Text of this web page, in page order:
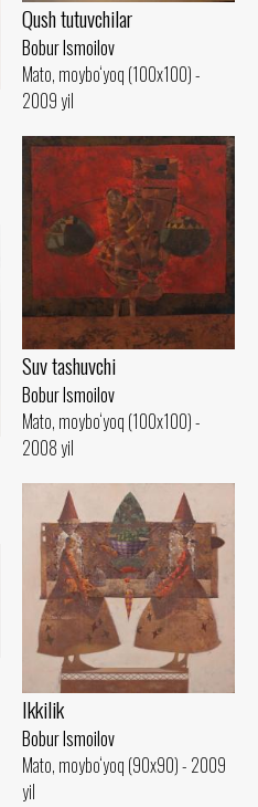
Qush tutuvchilar
Bobur Ismoilov
Mato, moybo‘yoq (100x100) -
2009 yil
Suv tashuvchi
Bobur Ismoilov
Mato, moybo‘yoq (100x100) -
2008 yil
Ikkilik
Bobur Ismoilov
Mato, moybo‘yoq (90x90) - 2009
yil